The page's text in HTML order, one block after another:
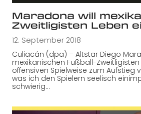
Maradona will
Zweitligisten Leben
12. September 2018
Culiacán (dpa) – Altstar Diego
mexikanischen Fußball-
offensiven Spielweise zum Aufstieg
was ich den Spielern seelisch
schwierig…